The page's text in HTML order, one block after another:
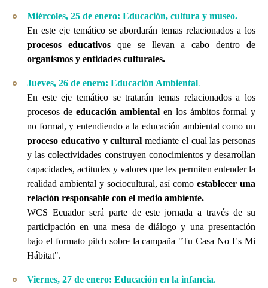
Miércoles, 25 de enero: Educación, cultura y museo.
En este eje temático se abordarán temas relacionados a los
procesos educativos que se llevan a cabo dentro de
organismos y entidades culturales.
Jueves, 26 de enero: Educación Ambiental.
En este eje temático se tratarán temas relacionados a los
procesos de educación ambiental en los ámbitos formal y
no formal, y entendiendo a la educación ambiental como un
proceso educativo y cultural mediante el cual las personas
y las colectividades construyen conocimientos y desarrollan
capacidades, actitudes y valores que les permiten entender la
realidad ambiental y sociocultural, así comoestablecer una
relación responsable con el medio ambiente.
WCS Ecuador será parte de este jornada a través de su
participación en una mesa de diálogo y una presentación
bajo el formato pitch sobre la campaña "Tu Casa No Es Mi
Hábitat".
Viernes, 27 de enero: Educación en la infancia.